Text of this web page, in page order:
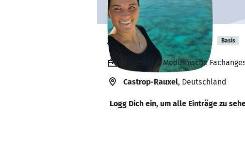
Silvia Krajczynski Basis
Angestellt, Medizinische
Castrop-Rauxel, Deutschland
Logg Dich ein, um alle Einträge zu